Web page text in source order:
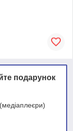
подарунок